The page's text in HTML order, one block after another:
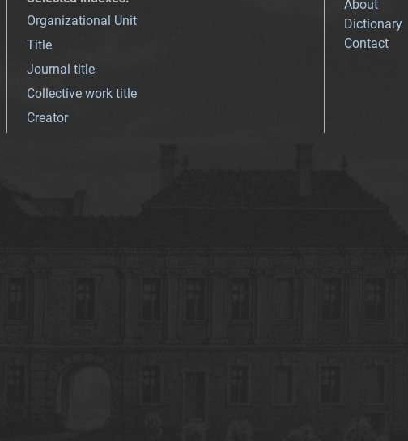
Organizational Unit
Title
Journal title
Collective work title
Creator
About
Dictionary
Contact